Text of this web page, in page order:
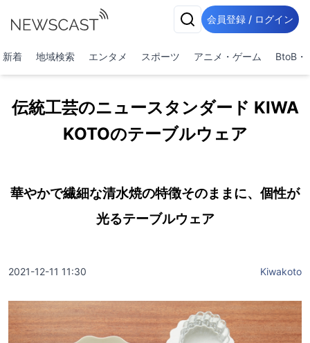
会員登録 / ログイン
新着 地域検索 エンタメ スポーツ アニメ・ゲーム BtoB・
伝統工芸のニュースタンダード KIWA
KOTOのテーブルウェア
華やかで繊細な清水焼の特徴そのままに、個性が
光るテーブルウェア
2021-12-11 11:30 Kiwakoto